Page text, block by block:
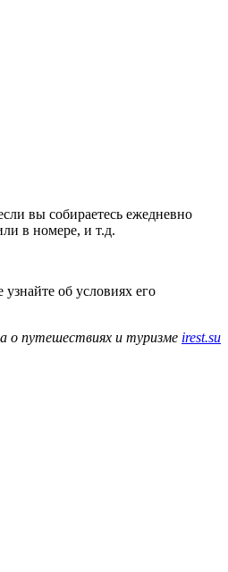
вы собираетесь ежедневно
в номере, и т.д.
об условиях его
о путешествиях и туризме irest.su